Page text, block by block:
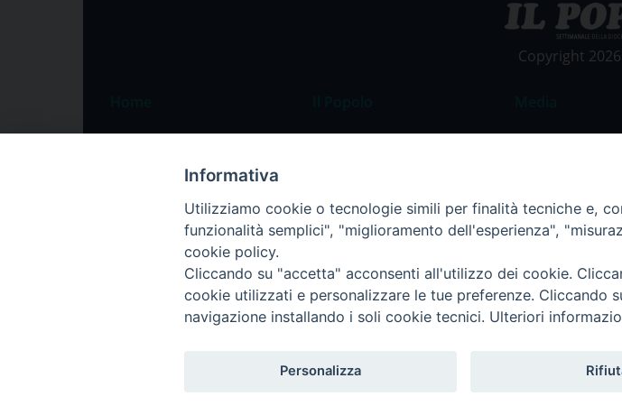
Copyright
Speciali
Pordenone
Portogruaro
Friuli Occidentale
Veneto Orientale
Il settimanale
La redazione
Pubblicità
Foto
Informativa
Utilizziamo cookie o tecnologie simili per finalità tecniche e,
funzionalità semplici", "miglioramento dell'esperienza",
cookie policy.
Cliccando su "accetta" acconsenti all'utilizzo dei cookie.
cookie utilizzati e personalizzare le tue preferenze. Cliccando
navigazione installando i soli cookie tecnici. Ulteriori
Personalizza